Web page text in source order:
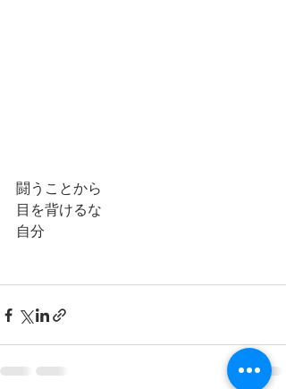
闘うことから
目を背けるな
自分